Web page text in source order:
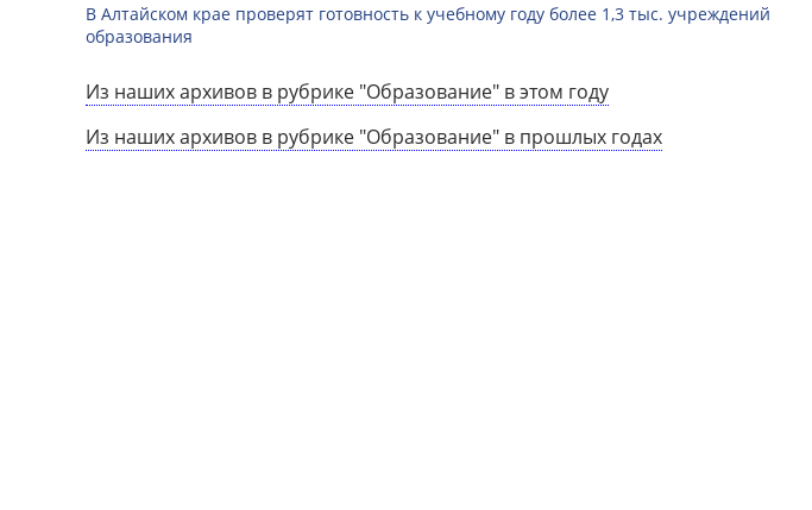
В Алтайском крае проверят готовность к учебному году более 1,3 тыс. учреждений
образования
Из наших архивов в рубрике "Образование" в этом году
Из наших архивов в рубрике "Образование" в прошлых годах